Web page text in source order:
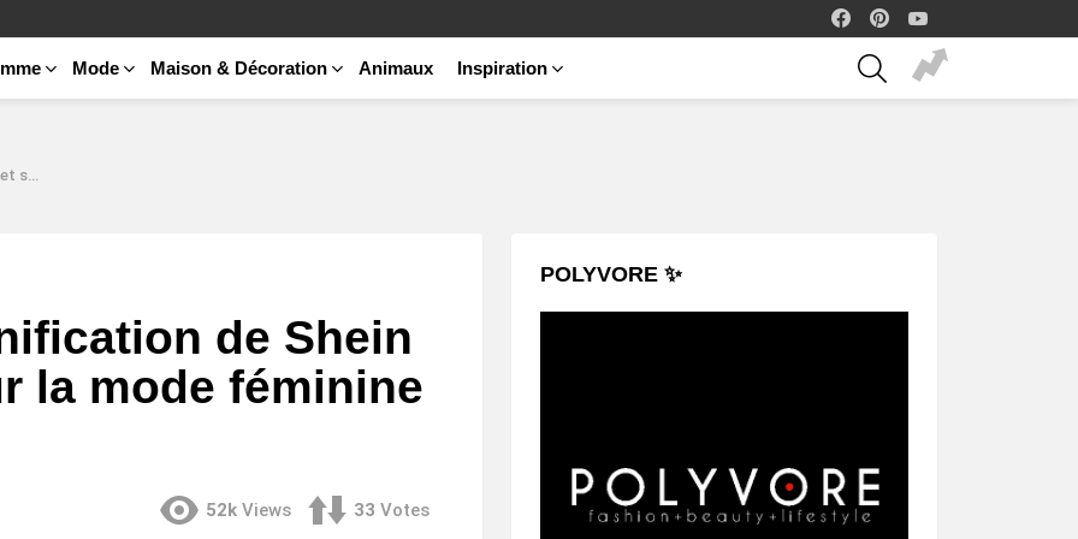
facebook
Mode Maison & Décoration Animaux Inspiration
SEARCH
?
de Shein
la mode féminine
52k Views 33 Votes
POLYVORE ✨